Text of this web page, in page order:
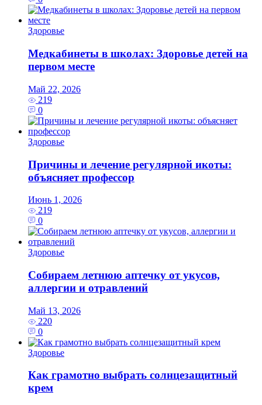
Здоровье
Медкабинеты в школах: Здоровье детей на
первом месте
Май 22, 2026
219
0
Здоровье
Причины и лечение регулярной икоты:
объясняет профессор
Июнь 1, 2026
219
0
Здоровье
Собираем летнюю аптечку от укусов,
аллергии и отравлений
Май 13, 2026
220
0
Здоровье
Как грамотно выбрать солнцезащитный
крем